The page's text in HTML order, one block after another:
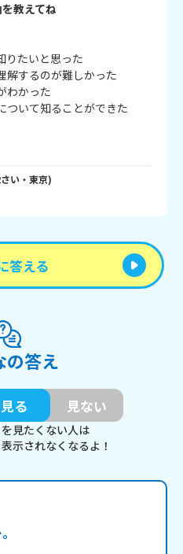
教えてね
りたいと思った
するのが難しかった
わかった
ついて知ることができた
さい・ 東京)
答える
の答え
見る 見ない
見たくない人は
示されなくなるよ！